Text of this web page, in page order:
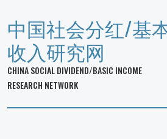
中国社会分红/基
收入研究网
CHINA SOCIAL DIVIDEND/BASIC INCOME
RESEARCH NETWORK